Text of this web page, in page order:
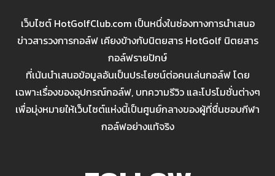
เว็บไซต์ HotGolfClub.com เป็นหนึ่งในช่องทางการนำเสนอ
ข่าวสารวงการกอล์ฟ เคียงข้างกับนิตยสาร HotGolf นิตยสาร
กอล์ฟรายปักษ์
ที่เน้นนำเสนอข้อมูลอันเป็นประโยชน์ต่อคนเล่นกอล์ฟ โดย
เฉพาะเรื่องของอุปกรณ์กอล์ฟ, บทความรีวิว และโปรโมชั่นต่างๆ
เพื่อมุ่งหมายให้เว็บไซต์แห่งนี้เป็นศูนย์กลางของผู้ที่ชื่นชอบกีฬา
กอล์ฟอย่างแท้จริง